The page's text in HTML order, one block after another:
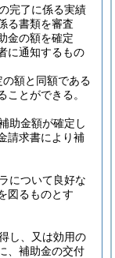
完了に係る実績
る書類を審査
金の額を確定
に通知するもの
額と同額である
ことができる。
助金額が確定し
請求書により補
について良好な
図るものとす
し、又は効用の
、補助金の交付